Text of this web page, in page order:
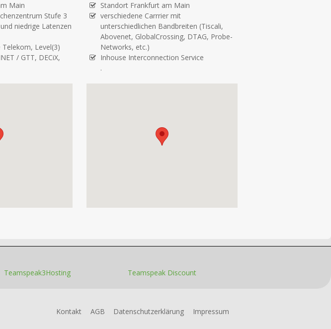
Main
Stufe 3
niedrige Latenzen
Level(3)
/ GTT, DECiX,
Standort Frankfurt am Main
verschiedene Carrrier mit
unterschiedlichen Bandbreiten (Tiscali,
Abovenet, GlobalCrossing, DTAG, Probe-
Networks, etc.)
Inhouse Interconnection Service
.
Teamspeak3Hosting Teamspeak Discount
Kontakt AGB Datenschutzerklärung Impressum